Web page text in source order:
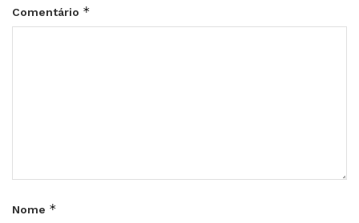
Comentário *
Nome *